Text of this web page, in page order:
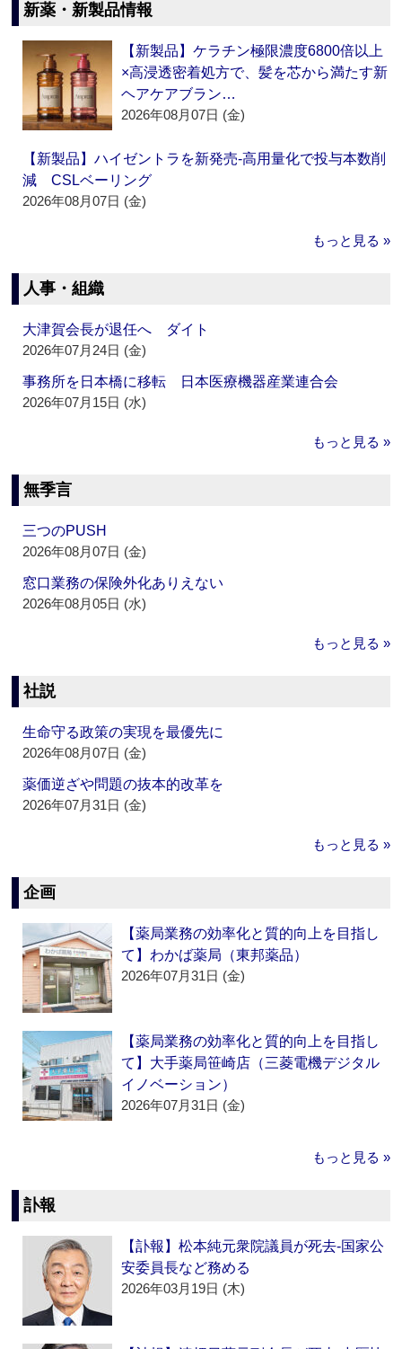
新薬・新製品情報
【新製品】ケラチン極限濃度6800倍以上
×高浸透密着処方で、髪を芯から満たす新
ヘアケアブラン…
2026年08月07日 (金)
【新製品】ハイゼントラを新発売‐高用量化で投与本数削
減 CSLベーリング
2026年08月07日 (金)
もっと見る »
人事・組織
大津賀会長が退任へ ダイト
2026年07月24日 (金)
事務所を日本橋に移転 日本医療機器産業連合会
2026年07月15日 (水)
もっと見る »
無季言
三つのPUSH
2026年08月07日 (金)
窓口業務の保険外化ありえない
2026年08月05日 (水)
もっと見る »
社説
生命守る政策の実現を最優先に
2026年08月07日 (金)
薬価逆ざや問題の抜本的改革を
2026年07月31日 (金)
もっと見る »
企画
【薬局業務の効率化と質的向上を目指し
て】わかば薬局（東邦薬品）
2026年07月31日 (金)
【薬局業務の効率化と質的向上を目指し
て】大手薬局笹崎店（三菱電機デジタル
イノベーション）
2026年07月31日 (金)
もっと見る »
訃報
【訃報】松本純元衆院議員が死去‐国家公
安委員長など務める
2026年03月19日 (木)